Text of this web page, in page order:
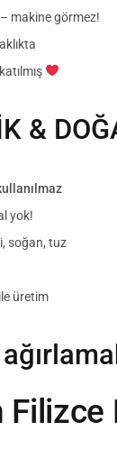
– makine görmez!
&
yok!
soğan, tuz
üretim
Filizce